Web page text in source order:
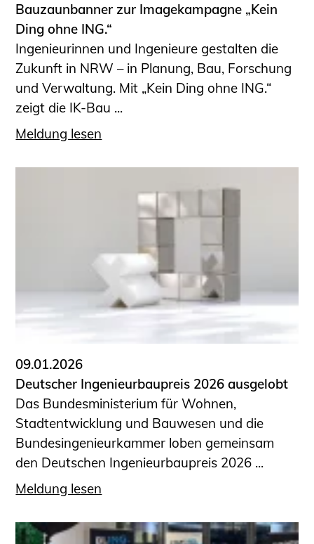
Bauzaunbanner zur Imagekampagne „Kein
Ding ohne ING.“
Ingenieurinnen und Ingenieure gestalten die
Zukunft in NRW – in Planung, Bau, Forschung
und Verwaltung. Mit „Kein Ding ohne ING.“
zeigt die IK-Bau ...
Meldung lesen
09.01.2026
Deutscher Ingenieurbaupreis 2026 ausgelobt
Das Bundesministerium für Wohnen,
Stadtentwicklung und Bauwesen und die
Bundesingenieurkammer loben gemeinsam
den Deutschen Ingenieurbaupreis 2026 ...
Meldung lesen